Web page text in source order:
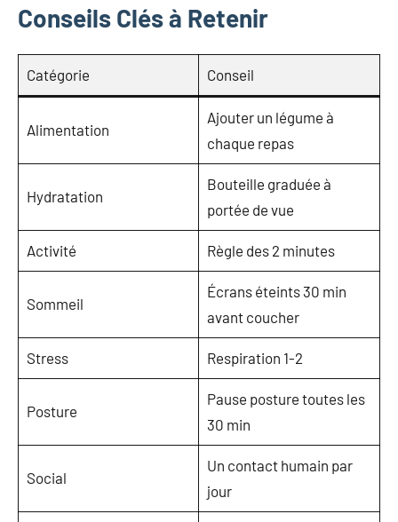
Conseils Clés à Retenir
Catégorie Conseil
Alimentation
Ajouter un légume à
chaque repas
Hydratation
Bouteille graduée à
portée de vue
Activité Règle des 2 minutes
Sommeil
Écrans éteints 30 min
avant coucher
Stress Respiration 1-2
Posture
Pause posture toutes les
30 min
Social
Un contact humain par
jour